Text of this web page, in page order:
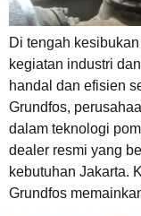
Di tengah
kegiatan industri
handal dan efisien
Grundfos,
dalam teknologi
dealer resmi yang
kebutuhan Jakarta.
Grundfos